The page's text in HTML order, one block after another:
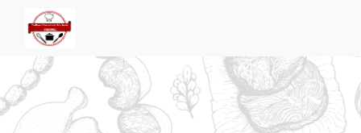
Panneau de gestion des cookies